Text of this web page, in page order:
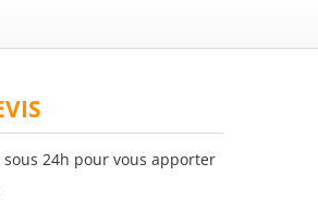
24h pour vous apporter